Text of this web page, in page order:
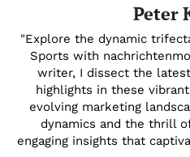
Peter
"Explore the dynamic
Sports with
writer, I dissect the
highlights in these
evolving marketing
dynamics and the thrill
engaging insights that